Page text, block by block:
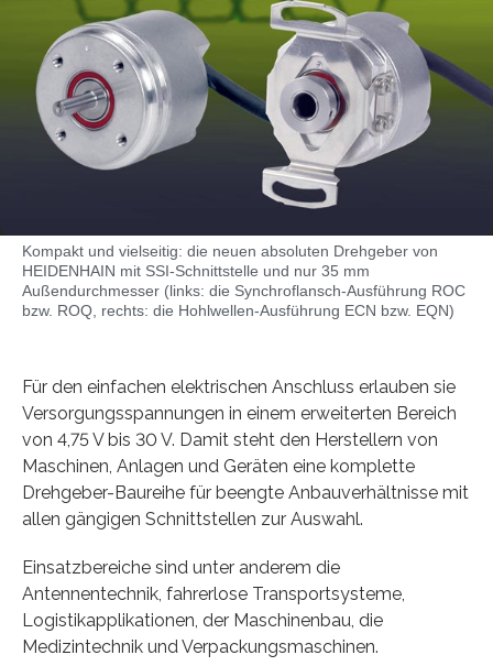
Kompakt und vielseitig: die neuen absoluten Drehgeber von
HEIDENHAIN mit SSI-Schnittstelle und nur 35 mm
Außendurchmesser (links: die Synchroflansch-Ausführung ROC
bzw. ROQ, rechts: die Hohlwellen-Ausführung ECN bzw. EQN)
Für den einfachen elektrischen Anschluss erlauben sie
Versorgungsspannungen in einem erweiterten Bereich
von 4,75 V bis 30 V. Damit steht den Herstellern von
Maschinen, Anlagen und Geräten eine komplette
Drehgeber-Baureihe für beengte Anbauverhältnisse mit
allen gängigen Schnittstellen zur Auswahl.
Einsatzbereiche sind unter anderem die
Antennentechnik, fahrerlose Transportsysteme,
Logistikapplikationen, der Maschinenbau, die
Medizintechnik und Verpackungsmaschinen.